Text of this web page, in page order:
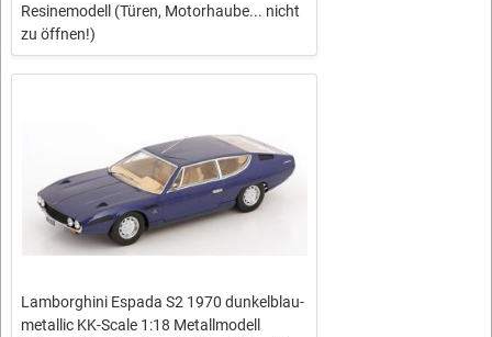
Resinemodell (Türen, Motorhaube... nicht
zu öffnen!)
Lamborghini Espada S2 1970 dunkelblau-
metallic KK-Scale 1:18 Metallmodell